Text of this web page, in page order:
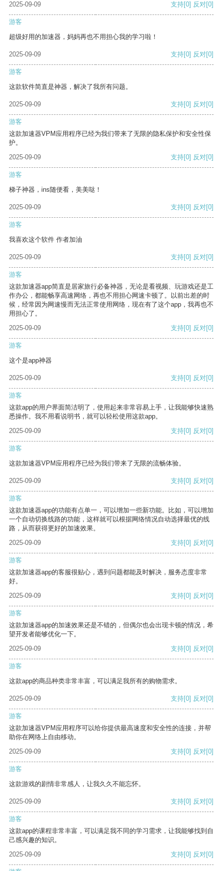
2025-09-09
支持[0] 反对[0]
游客
超级好用的加速器，妈妈再也不用担心我的学习啦！
2025-09-09 支持[0] 反对[0]
游客
这款软件简直是神器，解决了我所有问题。
2025-09-09 支持[0] 反对[0]
游客
这款加速器VPM应用程序已经为我们带来了无限的隐私保护和安全性保
护。
2025-09-09
支持[0] 反对[0]
游客
梯子神器，ins随便看，美美哒！
2025-09-09 支持[0] 反对[0]
游客
我喜欢这个软件 作者加油
2025-09-09 支持[0] 反对[0]
游客
这款加速器app简直是居家旅行必备神器，无论是看视频、玩游戏还是工
作办公，都能畅享高速网络，再也不用担心网速卡顿了。以前出差的时
候，经常因为网速慢而无法正常使用网络，现在有了这个app，我再也不
用担心了。
2025-09-09
支持[0] 反对[0]
游客
这个是app神器
2025-09-09 支持[0] 反对[0]
游客
这款app的用户界面简洁明了，使用起来非常容易上手，让我能够快速熟
悉操作。我不用看说明书，就可以轻松使用这款app。
2025-09-09
支持[0] 反对[0]
游客
这款加速器VPM应用程序已经为我们带来了无限的流畅体验。
2025-09-09 支持[0] 反对[0]
游客
这款加速器app的功能有点单一，可以增加一些新功能。比如，可以增加
一个自动切换线路的功能，这样就可以根据网络情况自动选择最优的线
路，从而获得更好的加速效果。
2025-09-09
支持[0] 反对[0]
游客
这款加速器app的客服很贴心，遇到问题都能及时解决，服务态度非常
好。
2025-09-09
支持[0] 反对[0]
游客
这款加速器app的加速效果还是不错的，但偶尔也会出现卡顿的情况，希
望开发者能够优化一下。
2025-09-09
支持[0] 反对[0]
游客
这款app的商品种类非常丰富，可以满足我所有的购物需求。
2025-09-09 支持[0] 反对[0]
游客
这款加速器VPM应用程序可以给你提供最高速度和安全性的连接，并帮
助你在网络上自由移动。
2025-09-09
支持[0] 反对[0]
游客
这款游戏的剧情非常感人，让我久久不能忘怀。
2025-09-09 支持[0] 反对[0]
游客
这款app的课程非常丰富，可以满足我不同的学习需求，让我能够找到自
己感兴趣的知识。
2025-09-09
支持[0] 反对[0]